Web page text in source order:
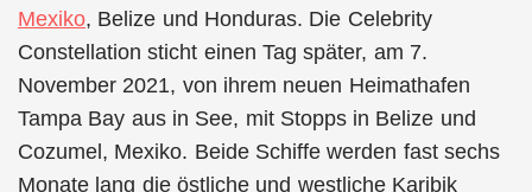
Mexiko, Belize und Honduras. Die Celebrity
Constellation sticht einen Tag später, am 7.
November 2021, von ihrem neuen Heimathafen
Tampa Bay aus in See, mit Stopps in Belize und
Cozumel, Mexiko. Beide Schiffe werden fast sechs
Monate lang die östliche und westliche Karibik